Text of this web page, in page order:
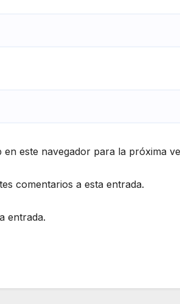
este navegador para la próxima
comentarios a esta entrada.
entrada.